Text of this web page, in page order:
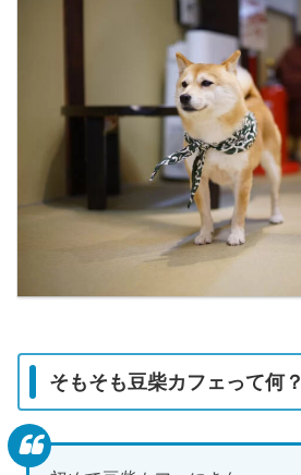
そもそも豆柴カフェって何？